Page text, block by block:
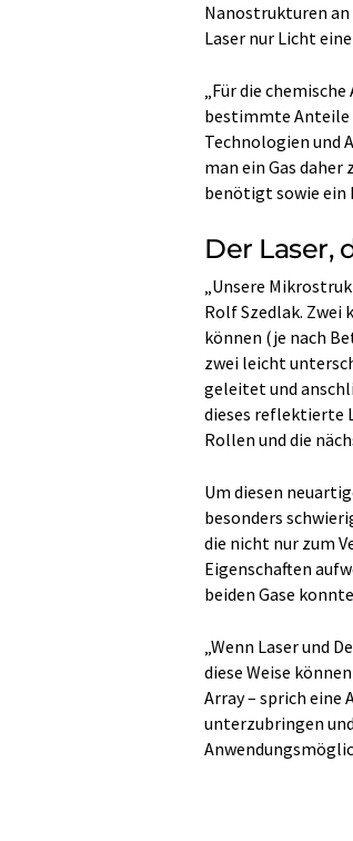
Nanostrukturen an
Laser nur Licht
„Für die
bestimmte Anteile
Technologien und
man ein Gas
benötigt sowie ein
Der Laser,
„Unsere
Rolf Szedlak. Zwei
können (je nach
zwei leicht
geleitet und
dieses reflektierte
Rollen und die
Um diesen
besonders
die nicht nur zum
Eigenschaften
beiden Gase
„Wenn Laser und
diese Weise
Array – sprich eine
unterzubringen